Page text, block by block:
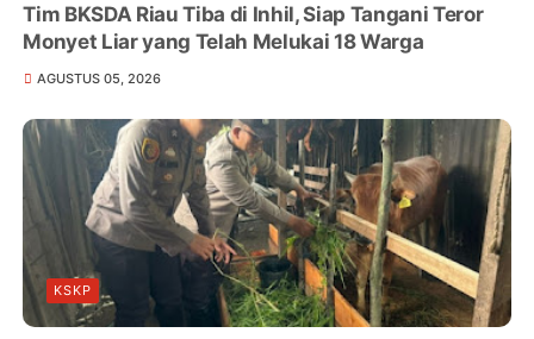
Tim BKSDA Riau Tiba di Inhil, Siap Tangani Teror
Monyet Liar yang Telah Melukai 18 Warga
AGUSTUS 05, 2026
KSKP